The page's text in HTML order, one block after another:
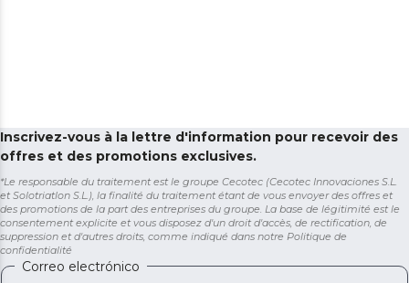
Inscrivez-vous à la lettre d'information pour recevoir des
offres et des promotions exclusives.
*Le responsable du traitement est le groupe Cecotec (Cecotec Innovaciones S.L.
et Solotriatlon S.L.), la finalité du traitement étant de vous envoyer des offres et
des promotions de la part des entreprises du groupe. La base de légitimité est le
consentement explicite et vous disposez d'un droit d'accès, de rectification, de
suppression et d'autres droits, comme indiqué dans notre Politique de
confidentialité
Correo electrónico